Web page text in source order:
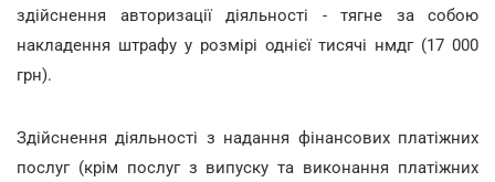
здійснення авторизації діяльності - тягне за собою
накладення штрафу у розмірі однієї тисячі нмдг (17 000
грн).
Здійснення діяльності з надання фінансових платіжних
послуг (крім послуг з випуску та виконання платіжних